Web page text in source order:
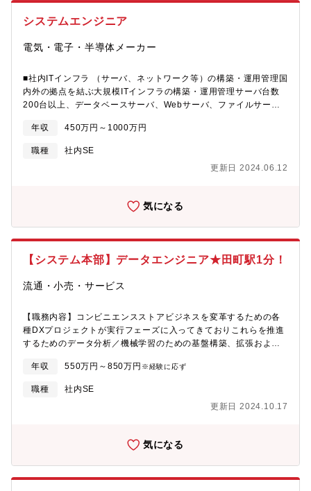
システムエンジニア
電気・電子・半導体メーカー
■社内ITインフラ （サーバ、ネットワーク等）の構築・運用管理国
内外の拠点を結ぶ大規模ITインフラの構築・運用管理サーバ台数
200台以上、データベースサーバ、Webサーバ、ファイルサー
センタ等の活用を含む■社内システムの設計、開発・プログラミン
グSCM , ERP , MES , BI等に関わるシステムの構築・運用要件定
義から設計、コーディング、テスト、運用まで自社内で開発・運
用が多い国内向けに加え、海外拠点を含むグローバルシステムの
年収 450万円～1000万円
職種
社内SE
更新日 2024.06.12
気になる
【システム本部】データエンジニア★田町駅1分！
流通・小売・サービス
【職務内容】コンビニエンスストアビジネスを変革するための各
種DXプロジェクトが実行フェーズに入ってきておりこれらを推進
するためのデータ分析／機械学習のための基盤構築、拡張および
ッション】◆各種DXプロジェクト支援（SV業務改革、サプライチ
ェーン改革、店舗オペレーション改革、AI発注、等）◆全社・各
部署のデータ利活用・業務改革支援（レポート作成・分析業務の
システム化、データアプリケーション開発・運用、新規事業、
テムからデータを収集するデータパイプラインの設計～運用・他
の設計～運用・データサイエンスを事業に実装するための機械学
年収 550万円～850万円 ※経験に応ず
職種
社内SE
更新日 2024.10.17
気になる